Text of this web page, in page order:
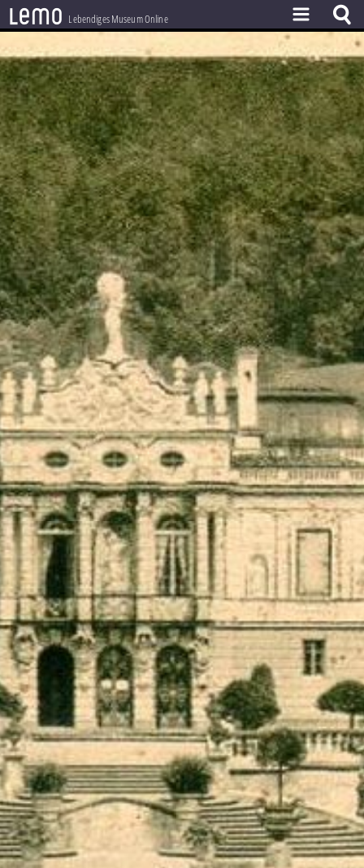
lemo Lebendiges Museum Online
THEMEN
ZEITZEUGEN
BESTAND
LERNEN
PROJEKT